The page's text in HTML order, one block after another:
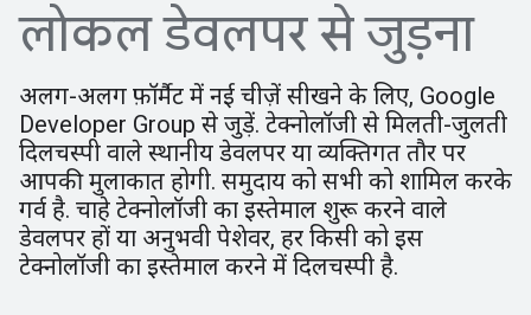
लोकल डेवलपर से जुड़ना
अलग-अलग फ़ॉर्मैट में नई चीज़ें सीखने के लिए, Google
Developer Group से जुड़ें. टेक्नोलॉजी से मिलती-जुलती
दिलचस्पी वाले स्थानीय डेवलपर या व्यक्तिगत तौर पर
आपकी मुलाकात होगी. समुदाय को सभी को शामिल करके
गर्व है. चाहे टेक्नोलॉजी का इस्तेमाल शुरू करने वाले
डेवलपर हों या अनुभवी पेशेवर, हर किसी को इस
टेक्नोलॉजी का इस्तेमाल करने में दिलचस्पी है.